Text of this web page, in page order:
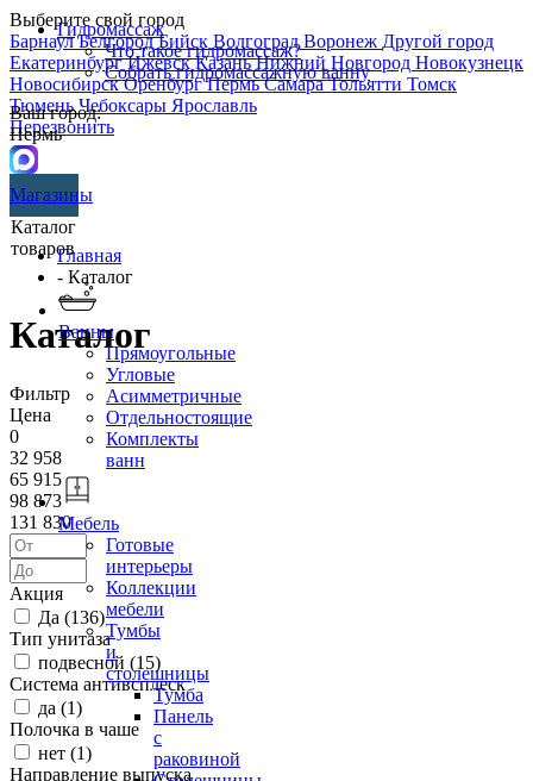
Выберите свой город
БарнаулБелгородБийск ВолгоградВоронеж Другой город
ЕкатеринбургИжевскКазаньНижний Новгород Новокузнецк
НовосибирскОренбургПермьСамараТольятти Томск
ТюменьЧебоксары Ярославль
Перезвонить
Гидромассаж
Что такое гидромассаж?
Собрать гидромассажную ванну
Ваш город:
Пермь
Магазины
Каталог
товаров
Ванны
Прямоугольные
Угловые
Асимметричные
Отдельностоящие
Комплекты
ванн
Мебель
Готовые
интерьеры
Коллекции
мебели
Тумбы
и
столешницы
Тумба
Панель
с
раковиной
Главная
- Каталог
Каталог
Фильтр
Цена
0
32 958
65 915
98 873
131 830
Акция
Да (136)
Тип унитаза
подвесной (15)
Система антивсплеск
да (1)
Полочка в чаше
нет (1)
Направление выпуска